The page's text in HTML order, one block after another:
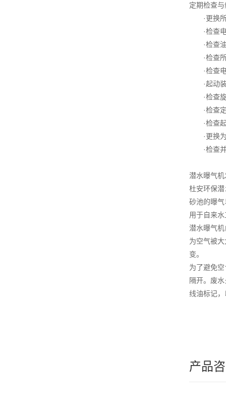
定期检查
·更换所
·检查电
·检查油
·检查所
·检查电
·起动装
·检查旋
·检查定
·检查起
·更换为
·检查并
潜水曝气
杜安环保
砂池的曝
用于自来
潜水曝气
为空气被
变。
为了避免
隔开。废
线油标记
产品